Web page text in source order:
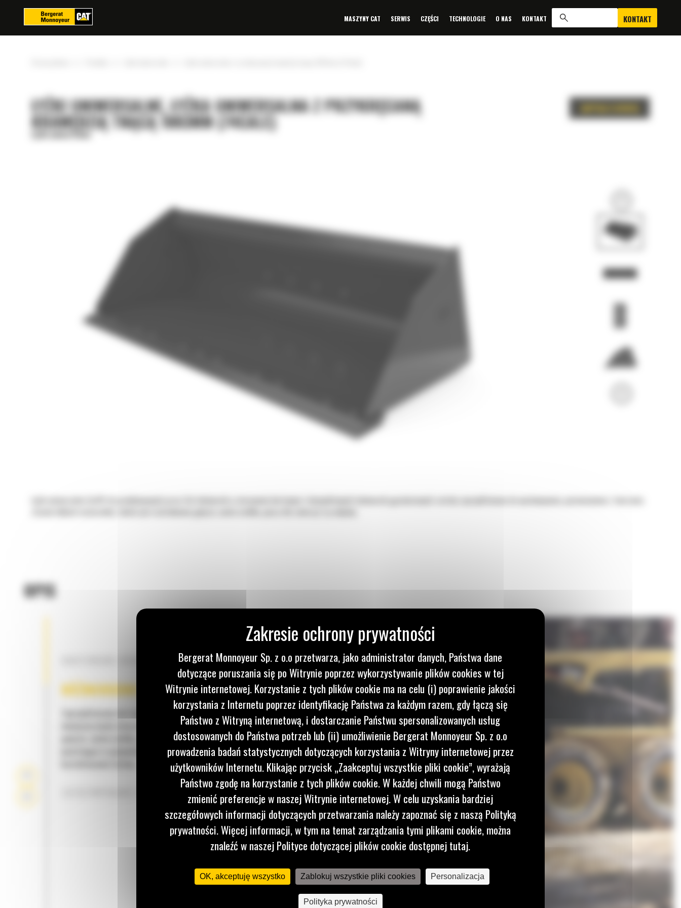
MASZYNY CAT SERWIS CZĘŚCI TECHNOLOGIE O NAS KONTAKT KONTAKT
ŁYŻKI UNIWERSALNE, ŁYŻKA UNIWERSALNA Z PRZYKRĘCANĄ
KRAWĘDZIĄ TNĄCĄ 1883MM (74CALE)
Łyżki uniwersalne
Łyżki uniwersalne Cat® do produkowanych przez Cat ładowarek o sterowaniu burtowym i kompaktowych ładowarek gąsienicowych zostały zaprojektowane do wyrównywania, poziomowania i tworzenia
OPIS
RÓŻNORODNE ZASTOSOWANIA
Zaprojektowane do transportowania materiałów o
mniejszej masie właściwej, takich jak rozdrobnione
gałęzie, sucha ściółka, pasza dla zwierząt czy odpady
powstające w gospodarstwach rolnych i podczas
ZATRZYMYWANIE MATERIAŁU
Panel zarządzania plikami cookies
Bergerat Monnoyeur Sp. z o.o przetwarza, jako administrator danych, Państwa dane
dotyczące poruszania się po Witrynie poprzez wykorzystywanie plików cookies w tej
Witrynie internetowej. Korzystanie z tych plików cookie ma na celu (i) poprawienie jakości
korzystania z Internetu poprzez identyfikację Państwa za każdym razem, gdy łączą się
Państwo z Witryną internetową, i dostarczanie Państwu spersonalizowanych usług
dostosowanych do Państwa potrzeb lub (ii) umożliwienie Bergerat Monnoyeur Sp. z o.o
prowadzenia badań statystycznych dotyczących korzystania z Witryny internetowej przez
użytkowników Internetu. Klikając przycisk „Zaakceptuj wszystkie pliki cookie”, wyrażają
Państwo zgodę na korzystanie z tych plików cookie. W każdej chwili mogą Państwo
zmienić preferencje w naszej Witrynie internetowej. W celu uzyskania bardziej
szczegółowych informacji dotyczących przetwarzania należy zapoznać się z naszą Polityką
prywatności. Więcej informacji, w tym na temat zarządzania tymi plikami cookie, można
znaleźć w naszej Polityce dotyczącej plików cookie dostępnej tutaj.
OK, akceptuję wszystko Zablokuj wszystkie pliki cookies Personalizacja
Polityka prywatności